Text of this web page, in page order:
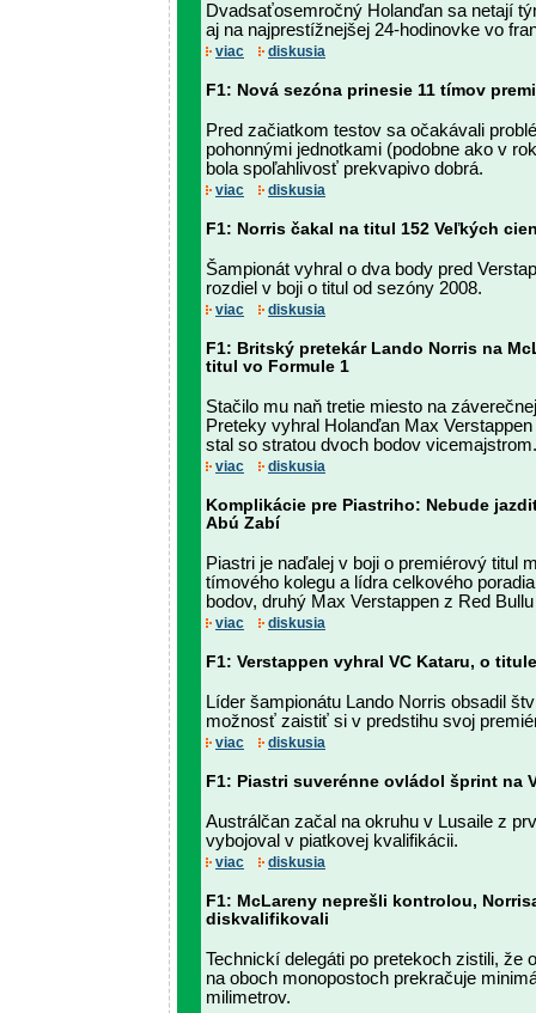
Dvadsaťosemročný Holanďan sa netají
aj na najprestížnejšej 24-hodinovke vo
viac diskusia
F1: Nová sezóna prinesie 11 tímov
Pred začiatkom testov sa očakávali
pohonnými jednotkami (podobne ako v
bola spoľahlivosť prekvapivo dobrá.
viac diskusia
F1: Norris čakal na titul 152 Veľkých
Šampionát vyhral o dva body pred
rozdiel v boji o titul od sezóny 2008.
viac diskusia
F1: Britský pretekár Lando Norris na
titul vo Formule 1
Stačilo mu naň tretie miesto na
Preteky vyhral Holanďan Max
stal so stratou dvoch bodov vicemajstrom.
viac diskusia
Komplikácie pre Piastriho: Nebude
Abú Zabí
Piastri je naďalej v boji o premiérový titul
tímového kolegu a lídra celkového
bodov, druhý Max Verstappen z Red
viac diskusia
F1: Verstappen vyhral VC Kataru, o
Líder šampionátu Lando Norris obsadil
možnosť zaistiť si v predstihu svoj
viac diskusia
F1: Piastri suverénne ovládol šprint na
Austrálčan začal na okruhu v Lusaile z
vybojoval v piatkovej kvalifikácii.
viac diskusia
F1: McLareny neprešli kontrolou,
diskvalifikovali
Technickí delegáti po pretekoch zistili, že
na oboch monopostoch prekračuje
milimetrov.